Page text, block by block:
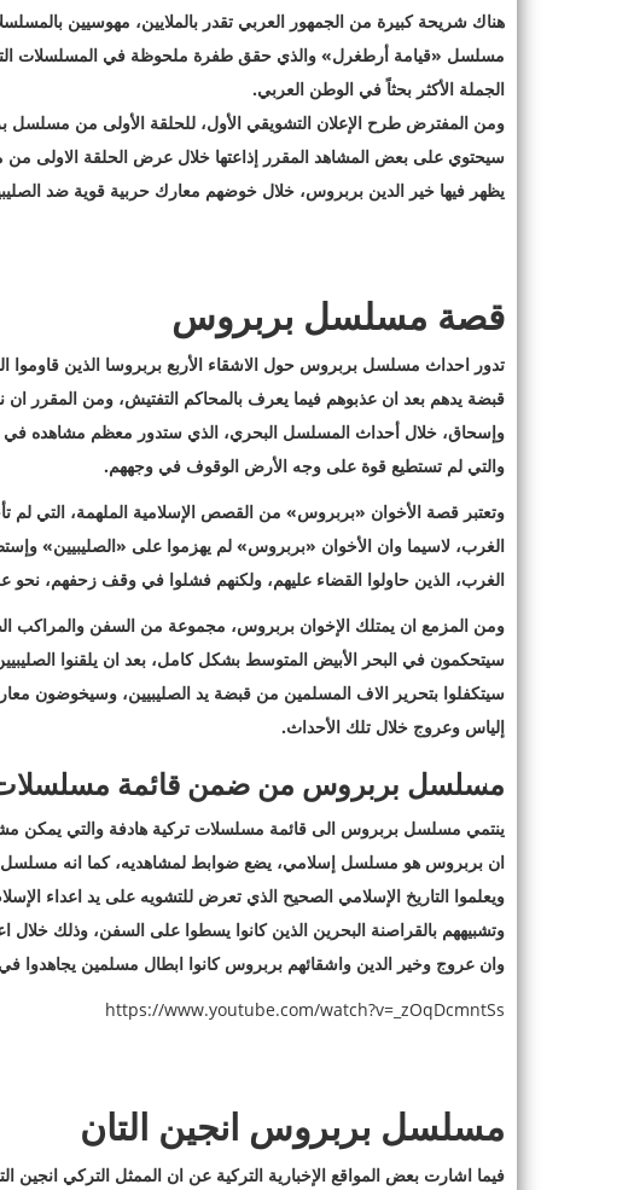
هناك شريحة كبيرة من الجمهور العربي تقدر بالملايين، مهوسيين
مسلسل «قيامة أرطغرل» والذي حقق طفرة ملحوظة في المسلسلات
الجملة الأكثر بحثاً في الوطن العربي.
ومن المفترض طرح الإعلان التشويقي الأول، للحلقة الأولى من
سيحتوي على بعض المشاهد المقرر إذاعتها خلال عرض الحلقة الاولى
يظهر فيها خير الدين بربروس، خلال خوضهم معارك حربية قوية ضد
قصة مسلسل بربروس
تدور احداث مسلسل بربروس حول الاشقاء الأربع بربروسا الذين قاوموا
قبضة يدهم بعد ان عذبوهم فيما يعرف بالمحاكم التفتيش، ومن المقرر
وإسحاق، خلال أحداث المسلسل البحري، الذي ستدور معظم مشاهده في
والتي لم تستطيع قوة على وجه الأرض الوقوف في وجههم.
وتعتبر قصة الأخوان «بربروس» من القصص الإسلامية الملهمة، التي لم
الغرب، لاسيما وان الأخوان «بربروس» لم يهزموا على «الصليبيين»
الغرب، الذين حاولوا القضاء عليهم، ولكنهم فشلوا في وقف زحفهم، نحو
ومن المزمع ان يمتلك الإخوان بربروس، مجموعة من السفن والمراكب
سيتحكمون في البحر الأبيض المتوسط بشكل كامل، بعد ان يلقنوا
سيتكفلوا بتحرير الاف المسلمين من قبضة يد الصليبيين، وسيخوضون
إلياس وعروج خلال تلك الأحداث.
مسلسل بربروس من ضمن قائمة مسلسلات
ينتمي مسلسل بربروس الى قائمة مسلسلات تركية هادفة والتي يمكن
ان بربروس هو مسلسل إسلامي، يضع ضوابط لمشاهديه، كما انه مسلسل
ويعلموا التاريخ الإسلامي الصحيح الذي تعرض للتشويه على يد اعداء
وتشبيههم بالقراصنة البحرين الذين كانوا يسطوا على السفن، وذلك خلال
وان عروج وخير الدين واشقائهم بربروس كانوا ابطال مسلمين
https://www.youtube.com/watch?v=_zOqDcmntSs
مسلسل بربروس انجين التان
فيما اشارت بعض المواقع الإخبارية التركية عن ان الممثل التركي